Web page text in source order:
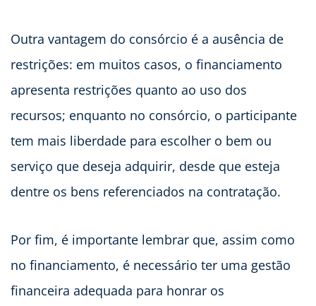
Outra vantagem do consórcio é a ausência de
restrições: em muitos casos, o financiamento
apresenta restrições quanto ao uso dos
recursos; enquanto no consórcio, o participante
tem mais liberdade para escolher o bem ou
serviço que deseja adquirir, desde que esteja
dentre os bens referenciados na contratação.
Por fim, é importante lembrar que, assim como
no financiamento, é necessário ter uma gestão
financeira adequada para honrar os